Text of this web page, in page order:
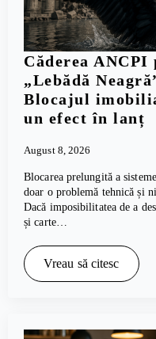
Căderea ANCPI
„Lebădă
Blocajul
un efect în lanț
August 8, 2026
Blocarea prelungită a
doar o problemă tehnică și
Dacă imposibilitatea de a
și carte…
Vreau să citesc